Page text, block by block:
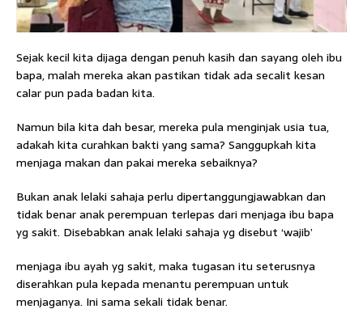
Sejak kecil kita dijaga dengan penuh kasih dan sayang oleh ibu
bapa, malah mereka akan pastikan tidak ada secalit kesan
calar pun pada badan kita.
Namun bila kita dah besar, mereka pula menginjak usia tua,
adakah kita curahkan bakti yang sama? Sanggupkah kita
menjaga makan dan pakai mereka sebaiknya?
Bukan anak lelaki sahaja perlu dipertanggungjawabkan dan
tidak benar anak perempuan terlepas dari menjaga ibu bapa
yg sakit. Disebabkan anak lelaki sahaja yg disebut ‘wajib’
menjaga ibu ayah yg sakit, maka tugasan itu seterusnya
diserahkan pula kepada menantu perempuan untuk
menjaganya. Ini sama sekali tidak benar.